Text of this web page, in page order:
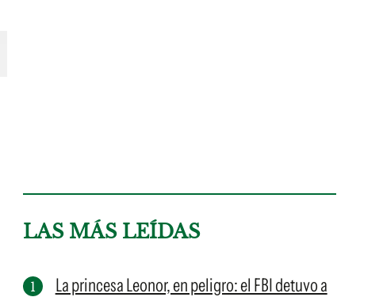
LAS MÁS LEÍDAS
La princesa Leonor, en peligro: el FBI detuvo a